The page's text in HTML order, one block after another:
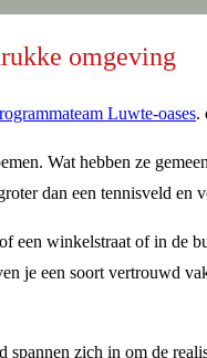
omgeving
Luwte-oases.
Wat hebben ze
dan een tennisveld
een winkelstraat of in
je een soort vertrouwd
spannen zich in om de